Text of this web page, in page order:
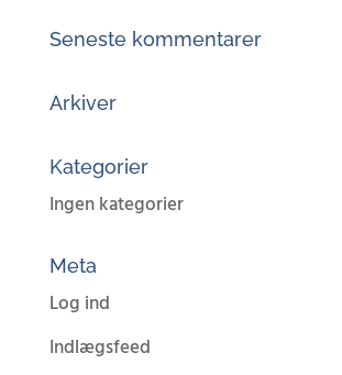
Seneste kommentarer
Arkiver
Kategorier
Ingen kategorier
Meta
Log ind
Indlægsfeed